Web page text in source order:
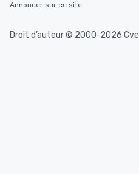
Annoncer sur ce site
Droit d’auteur © 2000-2026